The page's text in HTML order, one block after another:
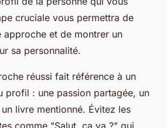
cruciale vous permettra de
approche et de montrer un
sa personnalité.
réussi fait référence à un
profil : une passion partagée, un
livre mentionné. Évitez les